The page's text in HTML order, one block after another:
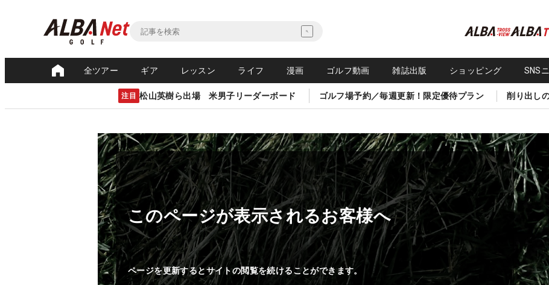
全ツアー ギア レッスン ライフ 漫画 ゴルフ動画 雑誌出版 ショッピング SNS
注目 松山英樹ら出場 米男子リーダーボード ゴルフ場予約／毎週更新！限定優待プラン 削り出し
このページが表示されるお客様へ
ページを更新するとサイトの閲覧を続けることができます。